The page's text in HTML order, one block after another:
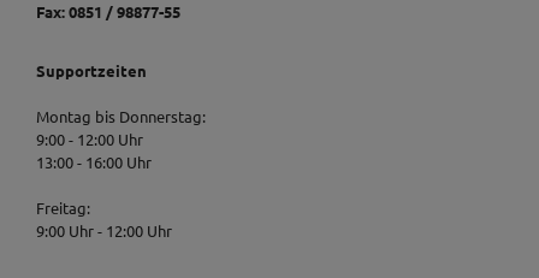
Fax: 0851 / 98877-55
Supportzeiten
Montag bis Donnerstag:
9:00 - 12:00 Uhr
13:00 - 16:00 Uhr
Freitag:
9:00 Uhr - 12:00 Uhr